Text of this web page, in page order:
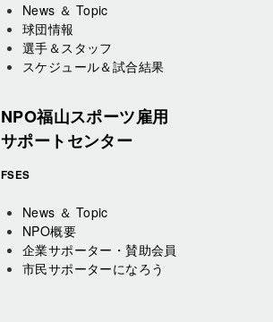
News ＆ Topic
球団情報
選手＆スタッフ
スケジュール＆試合結果
NPO福山スポーツ雇用
サポートセンター
FSES
News ＆ Topic
NPO概要
企業サポーター・賛助会員
市民サポーターになろう